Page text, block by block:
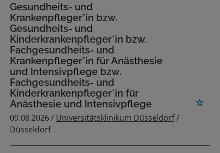
Gesundheits- und
Krankenpfleger*in bzw.
Gesundheits- und
Kinderkrankenpfleger*in bzw.
Fachgesundheits- und
Krankenpfleger*in für Anästhesie
und Intensivpflege bzw.
Fachgesundheits- und
Kinderkrankenpfleger*in für
Anästhesie und Intensivpflege
09.08.2026 / Universitätsklinikum Düsseldorf/
Düsseldorf